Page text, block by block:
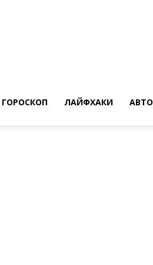
ГОРОСКОП ЛАЙФХАКИ АВТО